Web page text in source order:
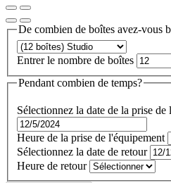
De combien de boîtes avez-vous
Entrer le nombre de boîtes
Pendant combien de temps?
Sélectionnez la date de la prise de
Heure de la prise de l'équipement
Sélectionnez la date de retour
Heure de retour